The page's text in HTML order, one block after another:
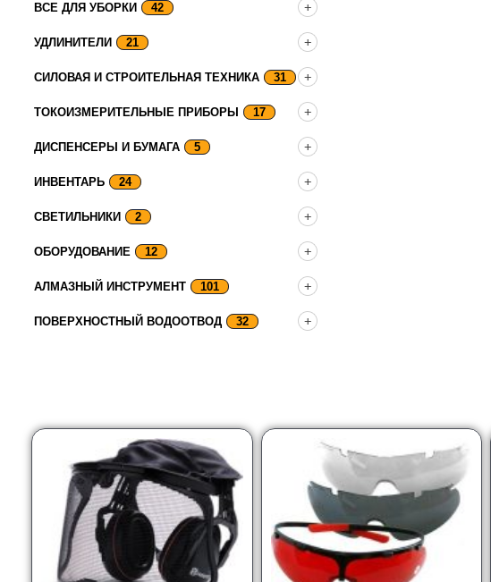
ВСЕ ДЛЯ УБОРКИ 42
УДЛИНИТЕЛИ 21
СИЛОВАЯ И СТРОИТЕЛЬНАЯ ТЕХНИКА 31
ТОКОИЗМЕРИТЕЛЬНЫЕ ПРИБОРЫ 17
ДИСПЕНСЕРЫ И БУМАГА 5
ИНВЕНТАРЬ 24
СВЕТИЛЬНИКИ 2
ОБОРУДОВАНИЕ 12
АЛМАЗНЫЙ ИНСТРУМЕНТ 101
ПОВЕРХНОСТНЫЙ ВОДООТВОД 32